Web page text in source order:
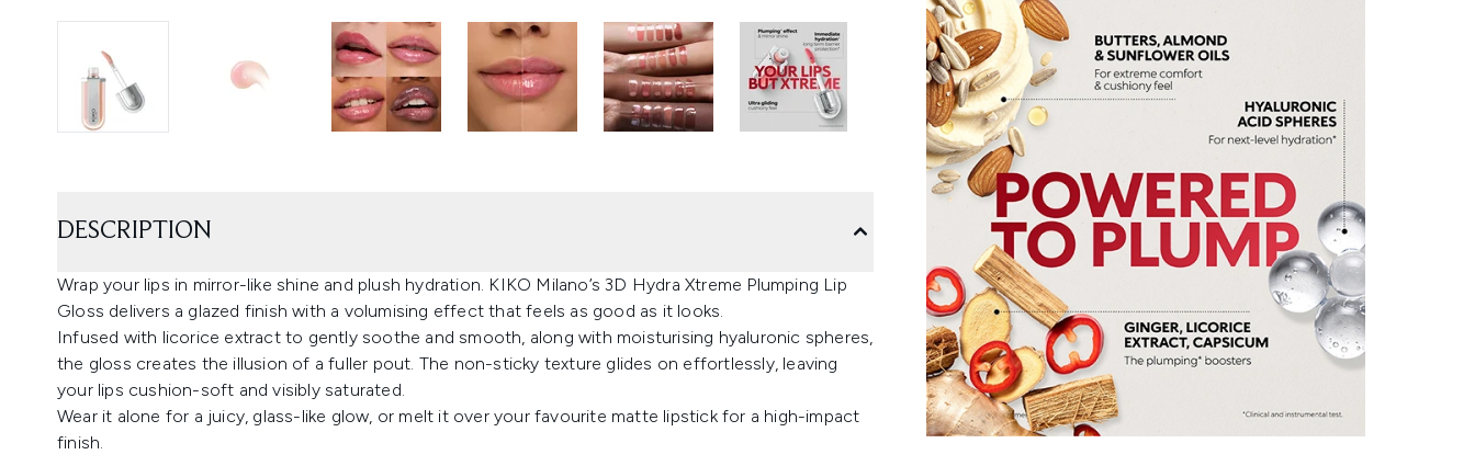
DESCRIPTION
Wrap your lips in mirror-like shine and plush hydration. KIKO Milano’s 3D Hydra Xtreme Plumping Lip
Gloss delivers a glazed finish with a volumising effect that feels as good as it looks.
Infused with licorice extract to gently soothe and smooth, along with moisturising hyaluronic spheres,
the gloss creates the illusion of a fuller pout. The non-sticky texture glides on effortlessly, leaving
your lips cushion-soft and visibly saturated.
Wear it alone for a juicy, glass-like glow, or melt it over your favourite matte lipstick for a high-impact
finish.